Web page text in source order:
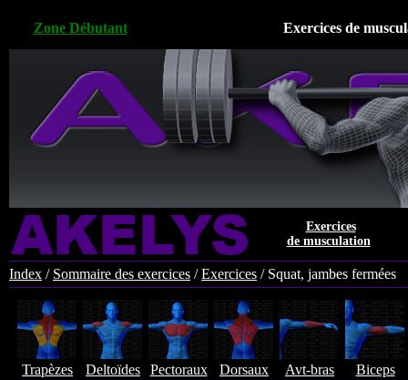
Zone Débutant Exercices de
Exercices
de musculation
Index / Sommaire des exercices /Exercices / Squat, jambes fermées
Trapèzes Deltoïdes Pectoraux Dorsaux Avt-bras Biceps